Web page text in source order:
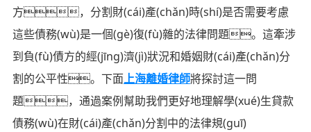
方，分割財(cái)產(chǎn)時(shí)是否需要考慮
這些債務(wù)是一個(gè)復(fù)雜的法律問題。這牽涉
到負(fù)債方的經(jīng)濟(jì)狀況和婚姻財(cái)產(chǎn)分
割的公平性。下面上海離婚律師將探討這一問
題，通過案例幫助我們更好地理解學(xué)生貸款
債務(wù)在財(cái)產(chǎn)分割中的法律規(guī)